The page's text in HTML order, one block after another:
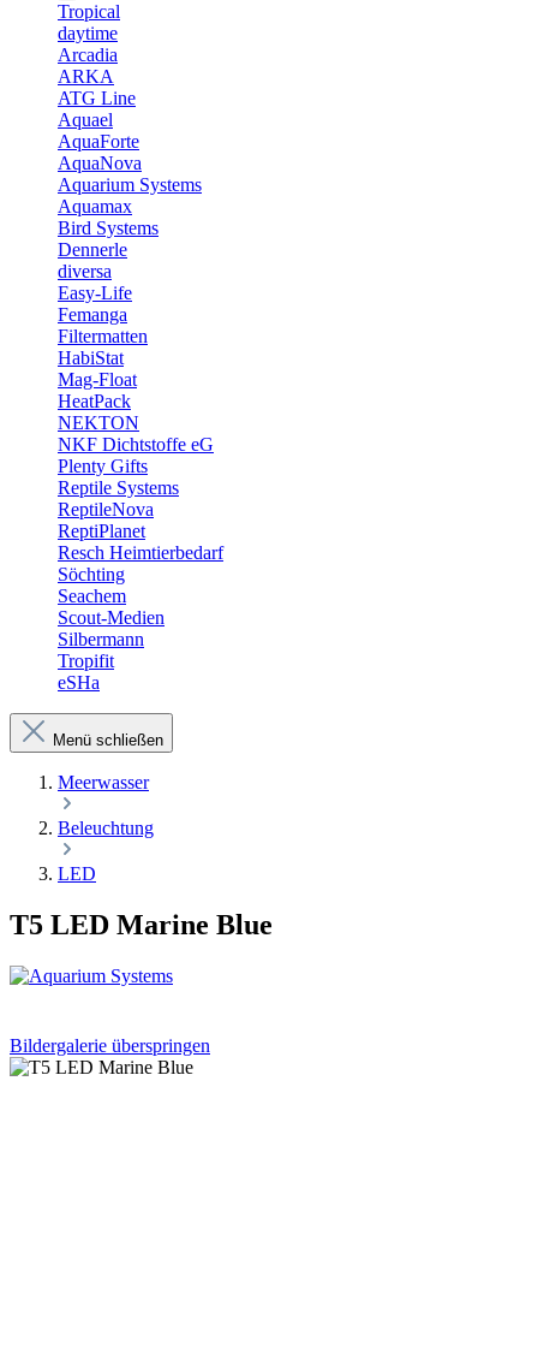
Tropical
daytime
Arcadia
ARKA
ATG Line
Aquael
AquaForte
AquaNova
Aquarium Systems
Aquamax
Bird Systems
Dennerle
diversa
Easy-Life
Femanga
Filtermatten
HabiStat
Mag-Float
HeatPack
NEKTON
NKF Dichtstoffe eG
Plenty Gifts
Reptile Systems
ReptileNova
ReptiPlanet
Resch Heimtierbedarf
Söchting
Seachem
Scout-Medien
Silbermann
Tropifit
eSHa
Menü schließen
Meerwasser
Beleuchtung
LED
T5 LED Marine Blue
Bildergalerie überspringen